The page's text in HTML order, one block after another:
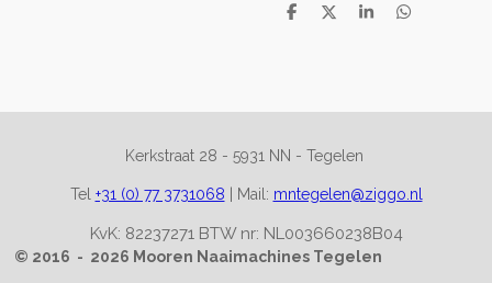
D
D
S
D
Kerkstraat 28 - 5931 NN - Tegelen
Tel +31 (0) 77 3731068 Mail: mntegelen@ziggo.nl
KvK: 82237271 BTW nr: NL003660238B04
© 2016 - 2026 Mooren Naaimachines Tegelen